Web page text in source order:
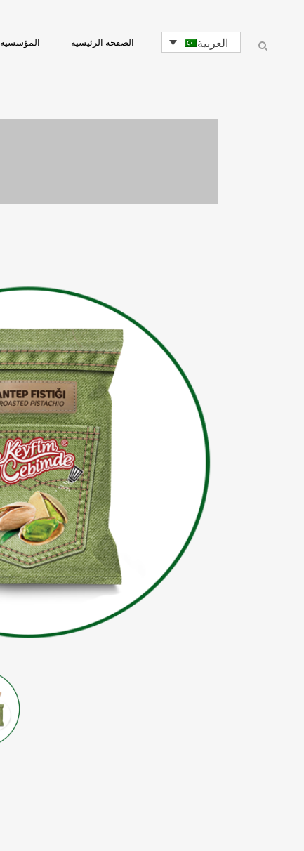
العربية الصفحة الرئيسية المؤسسية